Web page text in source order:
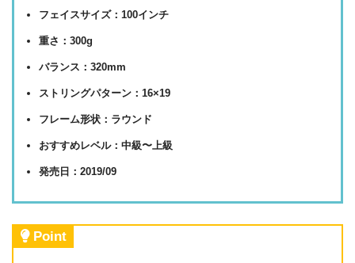
フェイスサイズ：100インチ
重さ：300g
バランス：320mm
ストリングパターン：16×19
フレーム形状：ラウンド
おすすめレベル：中級〜上級
発売日：2019/09
Point